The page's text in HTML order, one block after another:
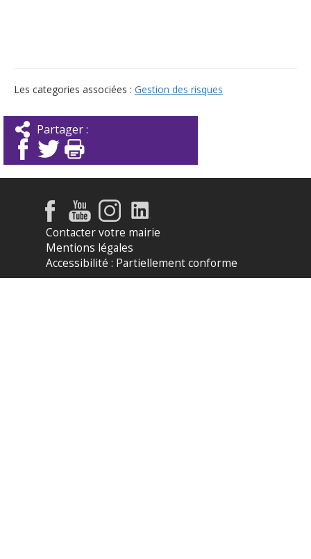
Les categories associées : Gestion des risques
Partager :
Contacter votre mairie
Mentions légales
Accessibilité : Partiellement conforme